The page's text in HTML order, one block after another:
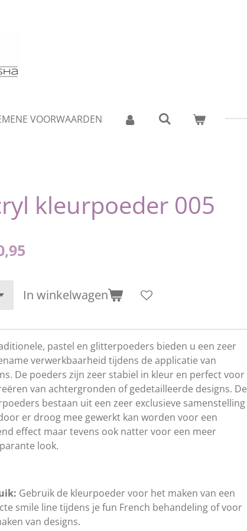
VOORWAARDEN
kleurpoeder 005
In winkelwagen
pastel en glitterpoeders bieden u een zeer
verwerkbaarheid tijdens de applicatie van
De poeders zijn zeer stabiel in kleur en perfect voor
van achtergronden of gedetailleerde designs. De
bestaan uit een zeer exclusieve samenstelling
er droog mee gewerkt kan worden voor een
effect maar tevens ook natter voor een meer
look.
Gebruik de kleurpoeder voor het maken van een
smile line tijdens je fun French behandeling of voor
van designs.